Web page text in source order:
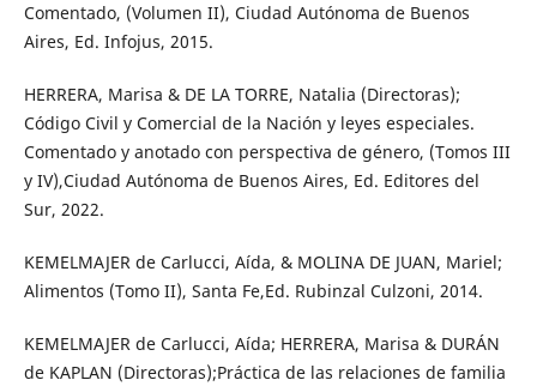
Comentado, (Volumen II), Ciudad Autónoma de Buenos
Aires, Ed. Infojus, 2015.
HERRERA, Marisa & DE LA TORRE, Natalia (Directoras);
Código Civil y Comercial de la Nación y leyes especiales.
Comentado y anotado con perspectiva de género, (Tomos III
y IV),Ciudad Autónoma de Buenos Aires, Ed. Editores del
Sur, 2022.
KEMELMAJER de Carlucci, Aída, & MOLINA DE JUAN, Mariel;
Alimentos (Tomo II), Santa Fe,Ed. Rubinzal Culzoni, 2014.
KEMELMAJER de Carlucci, Aída; HERRERA, Marisa & DURÁN
de KAPLAN (Directoras);Práctica de las relaciones de familia